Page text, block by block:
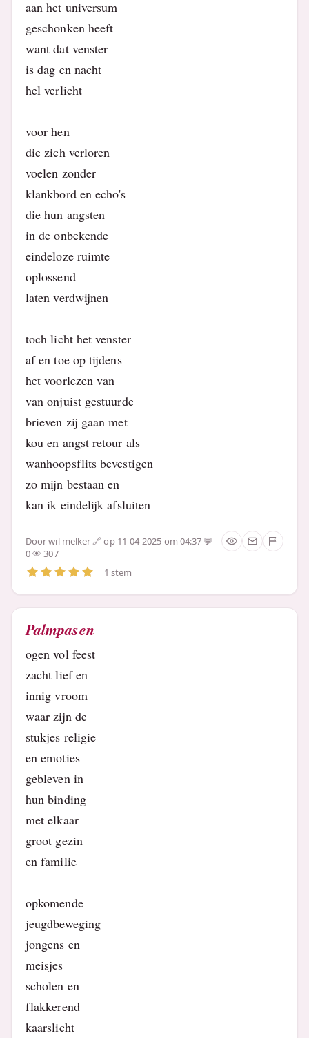
aan het universum
geschonken heeft
want dat venster
is dag en nacht
hel verlicht
voor hen
die zich verloren
voelen zonder
klankbord en echo's
die hun angsten
in de onbekende
eindeloze ruimte
oplossend
laten verdwijnen
toch licht het venster
af en toe op tijdens
het voorlezen van
van onjuist gestuurde
brieven zij gaan met
kou en angst retour als
wanhoopsflits bevestigen
zo mijn bestaan en
kan ik eindelijk afsluiten
Doorwil melker
op 11-04-2025 om 04:37
0
307
1 stem
Palmpasen
ogen vol feest
zacht lief en
innig vroom
waar zijn de
stukjes religie
en emoties
gebleven in
hun binding
met elkaar
groot gezin
en familie
opkomende
jeugdbeweging
jongens en
meisjes
scholen en
flakkerend
kaarslicht